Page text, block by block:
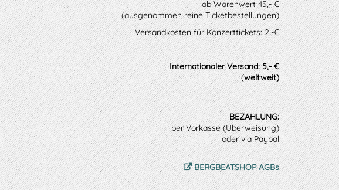
ab Warenwert 45,- €
(ausgenommen reine Ticketbestellungen)
Versandkosten für Konzerttickets: 2.-€
Internationaler Versand: 5,- €
(weltweit)
BEZAHLUNG:
per Vorkasse (Überweisung)
oder via Paypal
BERGBEATSHOP AGBs